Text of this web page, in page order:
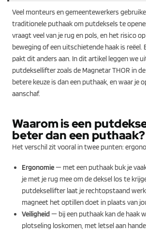
Veel monteurs en gemeentewerkers
traditionele puthaak om putdeksels te
vraagt veel van je rug en pols, en het risico
beweging of een uitschietende haak is reëel.
pakt dit anders aan. In dit artikel leggen we
putdeksellifter zoals de Magnetar THOR in
betere keuze is dan een puthaak, en waar je
aanschaf.
Waarom is een
beter dan een puthaak?
Het verschil zit vooral in twee punten:
Ergonomie— met een puthaak buk je
je met je rug mee om de deksel los te
putdeksellifter laat je rechtopstaand
magneet het optillen doet in plaats van
Veiligheid— bij een puthaak kan de haak
plotseling loskomen, met letsel aan